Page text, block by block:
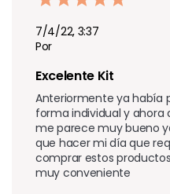
7/4/22, 3:37
Por
Excelente Kit
Anteriormente ya había
forma individual y ahora
me parece muy bueno
que hacer mi día que
comprar estos
muy conveniente